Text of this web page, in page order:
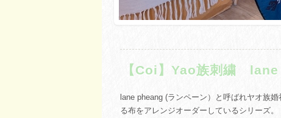
【Coi】Yao族刺繍
lane pheang (ランペーン）と呼ばれヤオ族
る布をアレンジオーダーしているシリーズ。